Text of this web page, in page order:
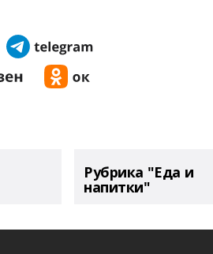
Рубрика "Еда и
напитки"